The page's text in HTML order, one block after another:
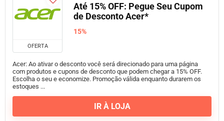
OFERTA
Até 15% OFF: Pegue Seu Cupom
de Desconto Acer*
15%
Acer: Ao ativar o desconto você será direcionado para uma página
com produtos e cupons de desconto que podem chegar a 15% OFF.
Escolha o seu e economize. Promoção válida enquanto durarem os
estoques ...
IR À LOJA